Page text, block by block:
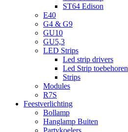
ST64 Edison
E40
G4 & G9
GU10
GU5,3
LED Strips
Led strip drivers
Led Strip toebehoren
Strips
Modules
R7S
Feestverlichting
Bollamp
Hanglamp Buiten
Partykoelers